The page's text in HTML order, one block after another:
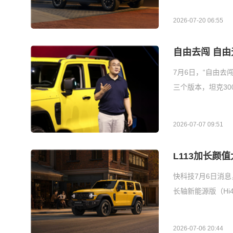
2026-07-20 06:55
自由去闯 自
7月6日，“自由去
三个版本，坦克
2026-07-07 09:51
L113加长颜
快科技7月6日消
长轴新能源版（
2026-07-06 20:44